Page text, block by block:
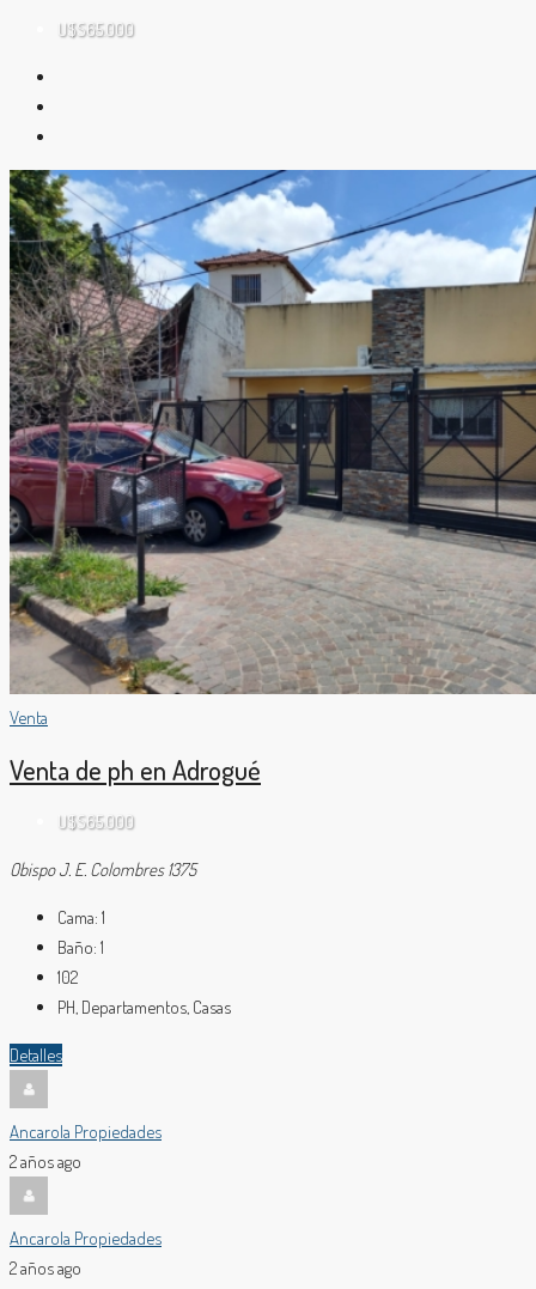
U$S65.000
Venta
Venta de ph en Adrogué
U$S65.000
Obispo J. E. Colombres 1375
Cama: 1
Baño: 1
102
PH, Departamentos, Casas
Detalles
Ancarola Propiedades
2 años ago
Ancarola Propiedades
2 años ago